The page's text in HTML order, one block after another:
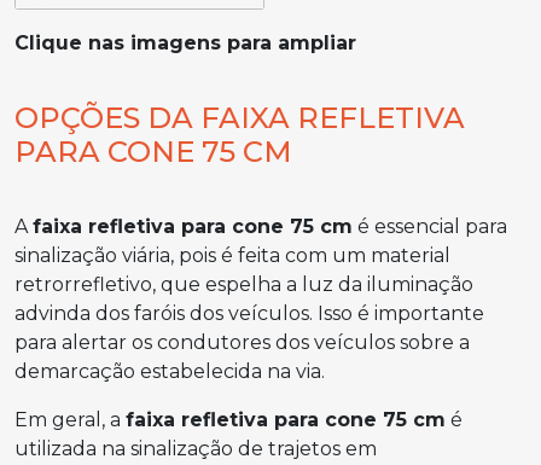
Clique nas imagens para ampliar
OPÇÕES DA FAIXA REFLETIVA
PARA CONE 75 CM
Afaixa refletiva para cone 75 cm é essencial para
sinalização viária, pois é feita com um material
retrorrefletivo, que espelha a luz da iluminação
advinda dos faróis dos veículos. Isso é importante
para alertar os condutores dos veículos sobre a
demarcação estabelecida na via.
Em geral, a faixa refletiva para cone 75 cm é
utilizada na sinalização de trajetos em